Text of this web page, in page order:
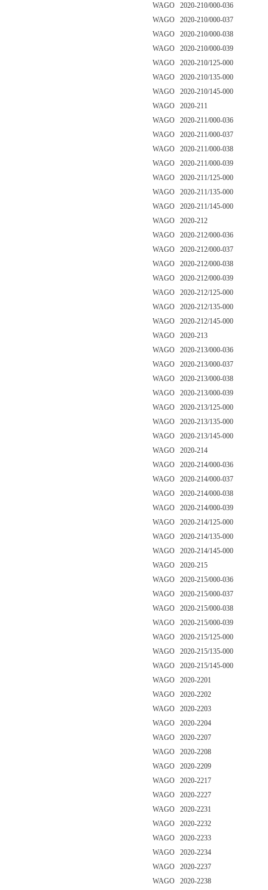
WAGO 2020-210/000-036
WAGO 2020-210/000-037
WAGO 2020-210/000-038
WAGO 2020-210/000-039
WAGO 2020-210/125-000
WAGO 2020-210/135-000
WAGO 2020-210/145-000
WAGO 2020-211
WAGO 2020-211/000-036
WAGO 2020-211/000-037
WAGO 2020-211/000-038
WAGO 2020-211/000-039
WAGO 2020-211/125-000
WAGO 2020-211/135-000
WAGO 2020-211/145-000
WAGO 2020-212
WAGO 2020-212/000-036
WAGO 2020-212/000-037
WAGO 2020-212/000-038
WAGO 2020-212/000-039
WAGO 2020-212/125-000
WAGO 2020-212/135-000
WAGO 2020-212/145-000
WAGO 2020-213
WAGO 2020-213/000-036
WAGO 2020-213/000-037
WAGO 2020-213/000-038
WAGO 2020-213/000-039
WAGO 2020-213/125-000
WAGO 2020-213/135-000
WAGO 2020-213/145-000
WAGO 2020-214
WAGO 2020-214/000-036
WAGO 2020-214/000-037
WAGO 2020-214/000-038
WAGO 2020-214/000-039
WAGO 2020-214/125-000
WAGO 2020-214/135-000
WAGO 2020-214/145-000
WAGO 2020-215
WAGO 2020-215/000-036
WAGO 2020-215/000-037
WAGO 2020-215/000-038
WAGO 2020-215/000-039
WAGO 2020-215/125-000
WAGO 2020-215/135-000
WAGO 2020-215/145-000
WAGO 2020-2201
WAGO 2020-2202
WAGO 2020-2203
WAGO 2020-2204
WAGO 2020-2207
WAGO 2020-2208
WAGO 2020-2209
WAGO 2020-2217
WAGO 2020-2227
WAGO 2020-2231
WAGO 2020-2232
WAGO 2020-2233
WAGO 2020-2234
WAGO 2020-2237
WAGO 2020-2238